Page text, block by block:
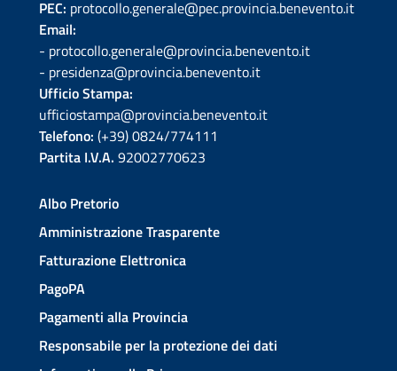
PEC: protocollo.generale@pec.provincia.benevento.it
Email:
- protocollo.generale@provincia.benevento.it
- presidenza@provincia.benevento.it
Ufficio Stampa:
ufficiostampa@provincia.benevento.it
Telefono: (+39) 0824/774111
Partita I.V.A. 92002770623
Albo Pretorio
Amministrazione Trasparente
Fatturazione Elettronica
PagoPA
Pagamenti alla Provincia
Responsabile per la protezione dei dati